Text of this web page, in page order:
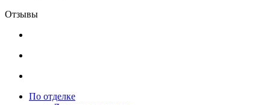
Отзывы
По отделке